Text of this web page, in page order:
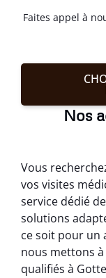
Faites appel à
Nos
Vous
vos visites
service dédié
solutions
ce soit pour un
nous mettons
qualifiés à